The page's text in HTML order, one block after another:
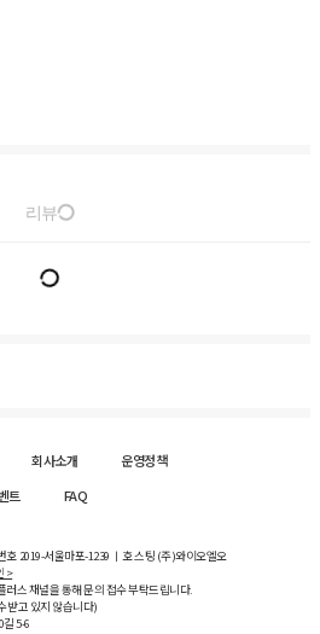
리뷰
회사소개
운영정책
트 FAQ
호 2019-서울마포-1239 ㅣ 호스팅 (주)와이오엘오
>
스 채널을 통해 문의 접수 부탁드립니다.
받고 있지 않습니다)
길5-6